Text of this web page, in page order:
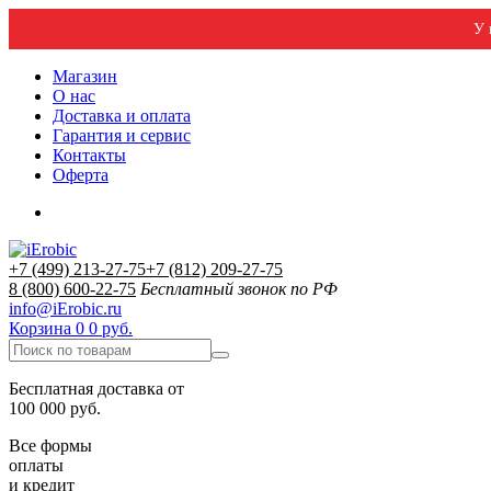
У
Магазин
О нас
Доставка и оплата
Гарантия и сервис
Контакты
Оферта
+7 (499) 213-27-75+7 (812) 209-27-75
8 (800) 600-22-75 Бесплатный звонок по РФ
info@iErobic.ru
Корзина 0 0 руб.
Бесплатная доставка от
100 000 руб.
Все формы
оплаты
и кредит